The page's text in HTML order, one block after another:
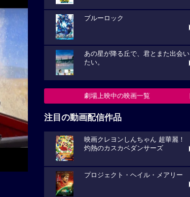
ブルーロック
あの星が降る丘で、君とまた出会い
たい。
劇場上映中の映画一覧
注目の動画配信作品
映画クレヨンしんちゃん 超華麗！
灼熱のカスカベダンサーズ
プロジェクト・ヘイル・メアリー